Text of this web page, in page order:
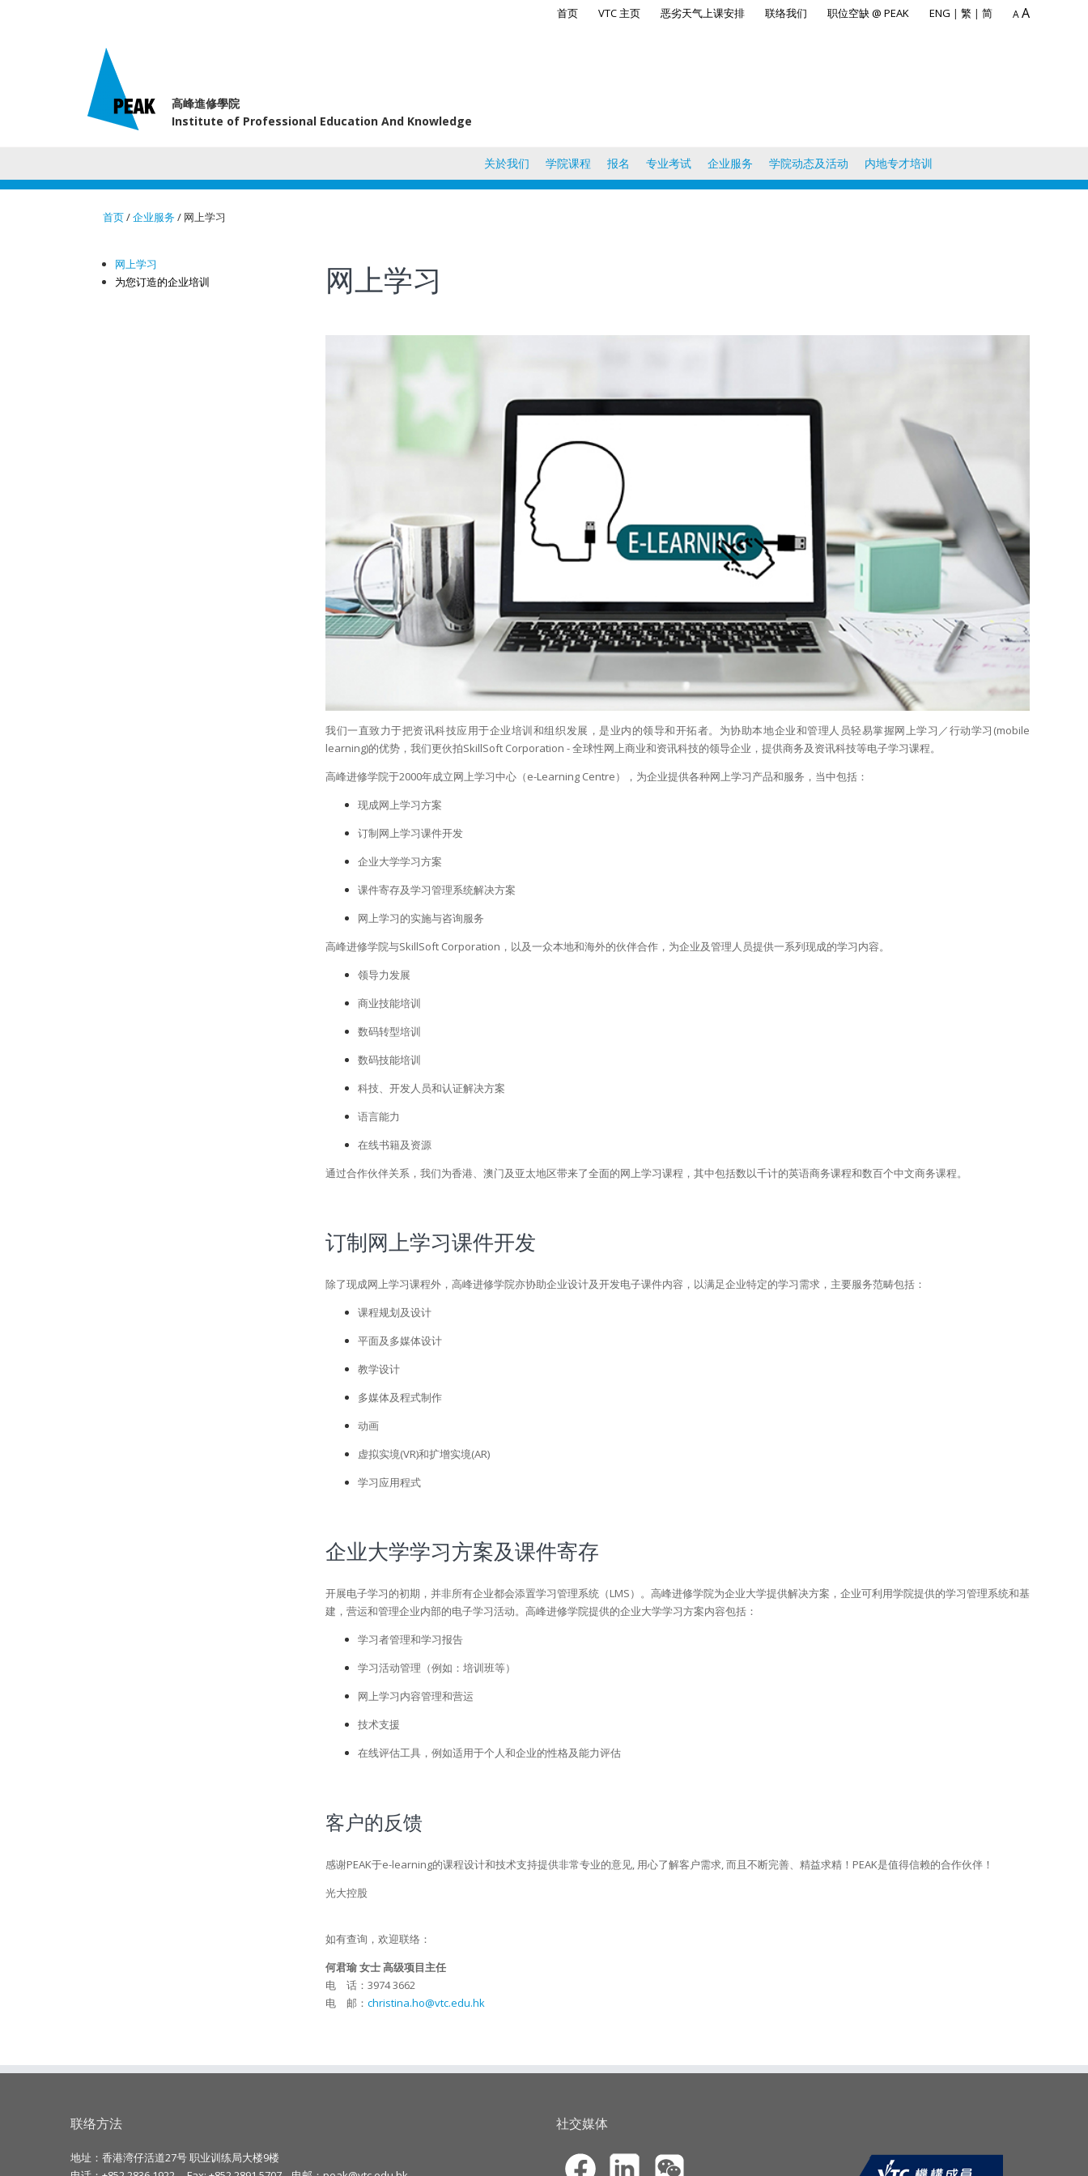
首页 VTC 主页 恶劣天气上课安排 联络我们 职位空缺 @ PEAK ENG | 繁 | 简 AA
高峰進修學院
Institute of Professional Education And Knowledge
关於我们 学院课程 报名 专业考试 企业服务 学院动态及活动 内地专才培训
首页/企业服务/ 网上学习
网上学习
为您订造的企业培训
网上学习
我们一直致力于把资讯科技应用于企业培训和组织发展，是业内的领导和开拓者。为协助本地企业和管理人员轻易掌握网上学习／行动学习(mobile
learning)的优势，我们更伙拍SkillSoft Corporation - 全球性网上商业和资讯科技的领导企业，提供商务及资讯科技等电子学习课程。
高峰进修学院于2000年成立网上学习中心（e-Learning Centre），为企业提供各种网上学习产品和服务，当中包括：
现成网上学习方案
订制网上学习课件开发
企业大学学习方案
课件寄存及学习管理系统解决方案
网上学习的实施与咨询服务
高峰进修学院与SkillSoft Corporation，以及一众本地和海外的伙伴合作，为企业及管理人员提供一系列现成的学习内容。
领导力发展
商业技能培训
数码转型培训
数码技能培训
科技、开发人员和认证解决方案
语言能力
在线书籍及资源
通过合作伙伴关系，我们为香港、澳门及亚太地区带来了全面的网上学习课程，其中包括数以千计的英语商务课程和数百个中文商务课程。
订制网上学习课件开发
除了现成网上学习课程外，高峰进修学院亦协助企业设计及开发电子课件内容，以满足企业特定的学习需求，主要服务范畴包括：
课程规划及设计
平面及多媒体设计
教学设计
多媒体及程式制作
动画
虚拟实境(VR)和扩增实境(AR)
学习应用程式
企业大学学习方案及课件寄存
开展电子学习的初期，并非所有企业都会添置学习管理系统（LMS）。高峰进修学院为企业大学提供解决方案，企业可利用学院提供的学习管理系统和基
建，营运和管理企业内部的电子学习活动。高峰进修学院提供的企业大学学习方案内容包括：
学习者管理和学习报告
学习活动管理（例如：培训班等）
网上学习内容管理和营运
技术支援
在线评估工具，例如适用于个人和企业的性格及能力评估
客户的反馈
感谢PEAK于e-learning的课程设计和技术支持提供非常专业的意见, 用心了解客户需求, 而且不断完善、精益求精！PEAK是值得信赖的合作伙伴！
光大控股
如有查询，欢迎联络：
何君瑜 女士 高级项目主任
电 话：3974 3662
电 邮： christina.ho@vtc.edu.hk
联络方法
地址：香港湾仔活道27号 职业训练局大楼9楼
社交媒体